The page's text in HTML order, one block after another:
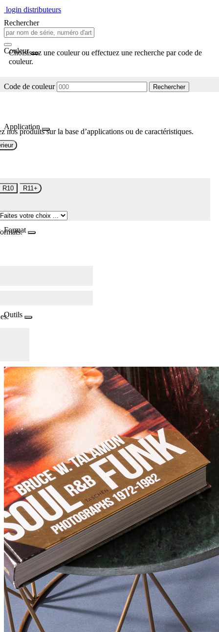
login distributeurs
Rechercher
Couleur
Choisissez une couleur ou effectuez une recherche par code de
couleur.
Code de couleur Rechercher
Application
nos produits sur la base d’applications ou de caractéristiques.
R10 R11+
Format
Outils